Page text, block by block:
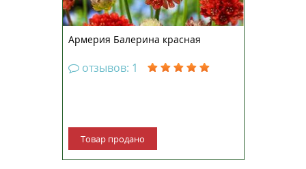
Армерия Балерина красная
отзывов: 1
Товар продано